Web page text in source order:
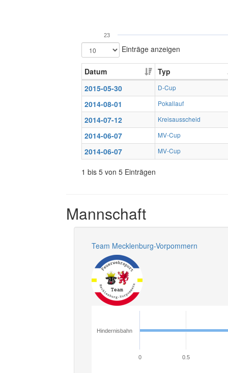
23
Einträge anzeigen
Datum
Typ
2015-05-30
D-Cup
2014-08-01 Pokallauf
2014-07-12 Kreisausscheid
2014-06-07 MV-Cup
2014-06-07 MV-Cup
1 bis 5 von 5 Einträgen
Mannschaft
Team Mecklenburg-Vorpommern
Hindernisbahn
0 0.5